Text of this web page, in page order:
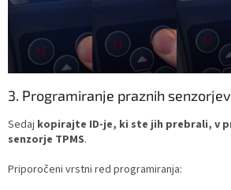
3. Programiranje praznih senzorjev
Sedaj kopirajte ID-je, ki ste jih prebrali, v
senzorje TPMS.
Priporočeni vrstni red programiranja: